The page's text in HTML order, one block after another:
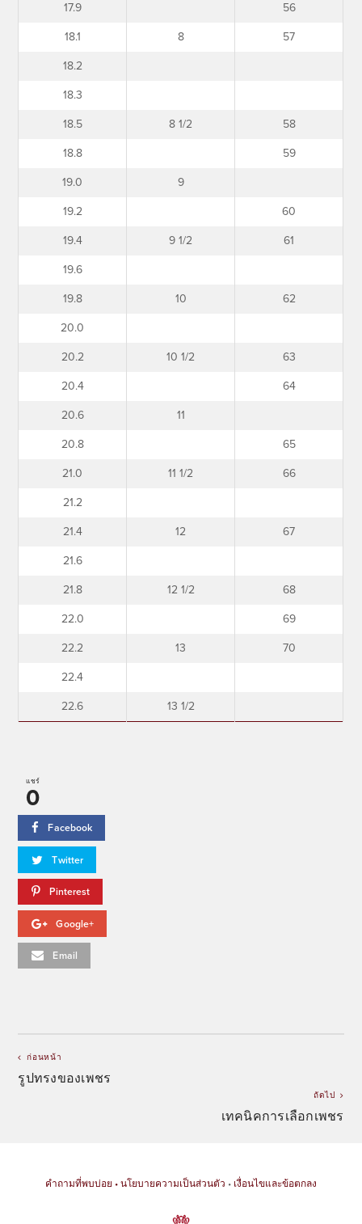
17.9 56
18.1 8 57
18.2
18.3
18.5 8 1/2 58
18.8 59
19.0 9
19.2 60
19.4 9 1/2 61
19.6
19.8 10 62
20.0
20.2 10 1/2 63
20.4 64
20.6 11
20.8 65
21.0 11 1/2 66
21.2
21.4 12 67
21.6
21.8 12 1/2 68
22.0 69
22.2 13 70
22.4
22.6 13 1/2
0
แชร์
Facebook
Twitter
Pinterest
Google+
Email
ก่อนหน้า
รูปทรงของเพชร
ถัดไป
เทคนิคการเลือกเพชร
คำถามที่พบบ่อย • นโยบายความเป็นส่วนตัว • เงื่อนไขและข้อตกลง